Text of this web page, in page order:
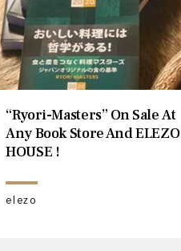
“Ryori-Masters” On Sale At
Any Book Store And ELEZO
HOUSE !
elezo